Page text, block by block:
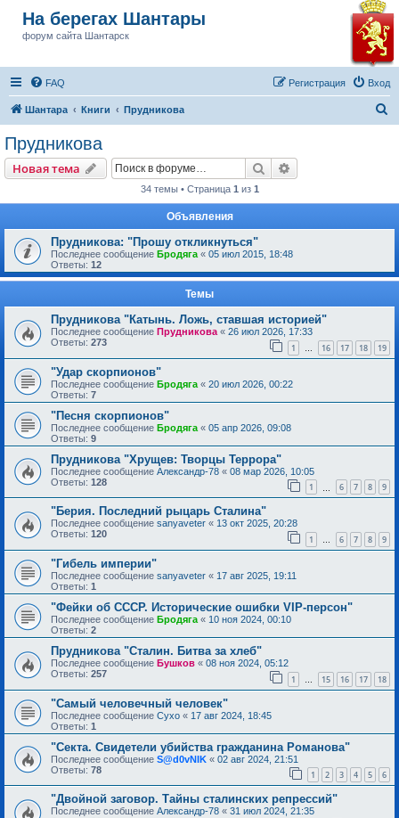
На берегах Шантары
форум сайта Шантарск
FAQ Вход
Регистрация
Шантара Книги Прудникова
Прудникова
Новая тема Поиск
34 темы • Страница 1 из 1
Объявления
Прудникова: "Прошу откликнуться"
Последнее сообщение Бродяга « 05 июл 2015, 18:48
Ответы: 12
Темы
Прудникова "Катынь. Ложь, ставшая историей"
Последнее сообщение Прудникова « 26 июл 2026, 17:33
Ответы: 273 1 … 16 17 18 19
"Удар скорпионов"
Последнее сообщение Бродяга « 20 июл 2026, 00:22
Ответы: 7
"Песня скорпионов"
Последнее сообщение Бродяга « 05 апр 2026, 09:08
Ответы: 9
Прудникова "Хрущев: Творцы Террора"
Последнее сообщение Александр-78 « 08 мар 2026, 10:05
Ответы: 128 1 6 7 8 9
"Берия. Последний рыцарь Сталина"
Последнее сообщение sanyaveter « 13 окт 2025, 20:28
Ответы: 120 1 … 6 7 8 9
"Гибель империи"
Последнее сообщение sanyaveter « 17 авг 2025, 19:11
Ответы: 1
"Фейки об СССР. Исторические ошибки VIP-персон"
Последнее сообщение Бродяга « 10 ноя 2024, 00:10
Ответы: 2
Прудникова "Сталин. Битва за хлеб"
Последнее сообщение Бушков « 08 ноя 2024, 05:12
Ответы: 257 1 … 15 16 17 18
"Самый человечный человек"
Последнее сообщение Сухо « 17 авг 2024, 18:45
Ответы: 1
"Секта. Свидетели убийства гражданина Романова"
Последнее сообщение S@d0vNIK « 02 авг 2024, 21:51
Ответы: 78 1 2 3 4 5 6
"Двойной заговор. Тайны сталинских репрессий"
Последнее сообщение Александр-78 « 31 июл 2024, 21:35